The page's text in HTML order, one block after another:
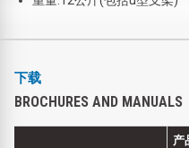
下载
BROCHURES AND MANUALS
产